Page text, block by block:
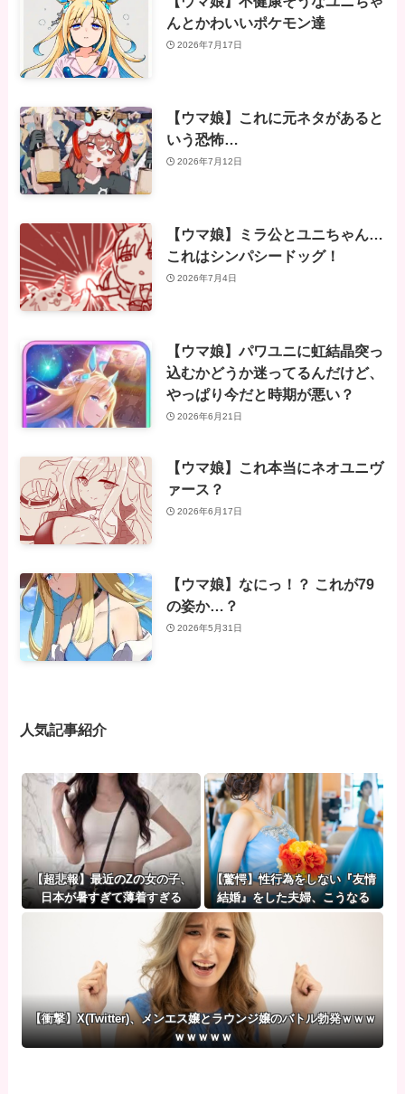
んとかわいいポケモン達
2026年7月17日
【ウマ娘】これに元ネタがあると
いう恐怖…
2026年7月12日
【ウマ娘】ミラ公とユニちゃん…
これはシンパシードッグ！
2026年7月4日
【ウマ娘】パワユニに虹結晶突っ
込むかどうか迷ってるんだけど、
やっぱり今だと時期が悪い？
2026年6月21日
【ウマ娘】これ本当にネオユニヴ
ァース？
2026年6月17日
【ウマ娘】なにっ！？ これが79
の姿か…？
2026年5月31日
人気記事紹介
【超悲報】最近のZの女の子、
日本が暑すぎて薄着すぎる
【驚愕】性行為をしない『友情
結婚』をした夫婦、こうなる
【衝撃】X(Twitter)、メンエス嬢とラウンジ嬢のバトル勃発ｗｗｗ
ｗｗｗｗｗ